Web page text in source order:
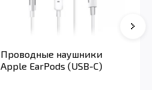
Проводные наушники
Apple EarPods (USB-C)